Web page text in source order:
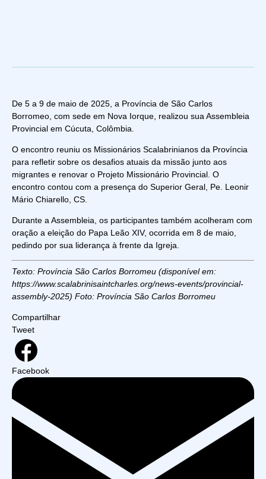
De 5 a 9 de maio de 2025, a Província de São Carlos
Borromeo, com sede em Nova Iorque, realizou sua Assembleia
Provincial em Cúcuta, Colômbia.
O encontro reuniu os Missionários Scalabrinianos da Província
para refletir sobre os desafios atuais da missão junto aos
migrantes e renovar o Projeto Missionário Provincial. O
encontro contou com a presença do Superior Geral, Pe. Leonir
Mário Chiarello, CS.
Durante a Assembleia, os participantes também acolheram com
oração a eleição do Papa Leão XIV, ocorrida em 8 de maio,
pedindo por sua liderança à frente da Igreja.
Texto: Província São Carlos Borromeu (disponível em:
https://www.scalabrinisaintcharles.org/news-events/provincial-
assembly-2025) Foto: Província São Carlos Borromeu
Compartilhar
Tweet
Facebook